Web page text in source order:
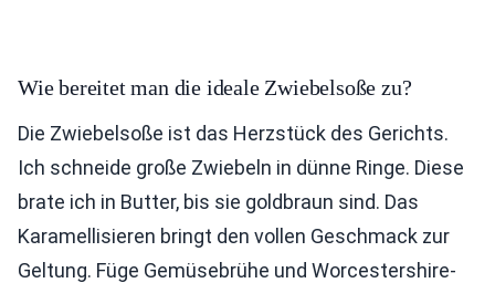
Wie bereitet man die ideale Zwiebelsoße zu?
Die Zwiebelsoße ist das Herzstück des Gerichts.
Ich schneide große Zwiebeln in dünne Ringe. Diese
brate ich in Butter, bis sie goldbraun sind. Das
Karamellisieren bringt den vollen Geschmack zur
Geltung. Füge Gemüsebrühe und Worcestershire-